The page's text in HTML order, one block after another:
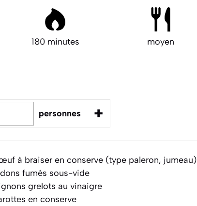
180 minutes moyen
personnes +
à braiser en conserve (type paleron, jumeau)
fumés sous-vide
grelots au vinaigre
en conserve